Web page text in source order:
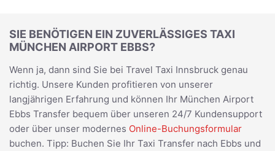
SIE BENÖTIGEN EIN ZUVERLÄSSIGES TAXI
MÜNCHEN AIRPORT EBBS?
Wenn ja, dann sind Sie bei Travel Taxi Innsbruck genau
richtig. Unsere Kunden profitieren von unserer
langjährigen Erfahrung und können Ihr München Airport
Ebbs Transfer bequem über unseren 24/7 Kundensupport
oder über unser modernes Online-Buchungsformular
buchen. Tipp: Buchen Sie Ihr Taxi Transfer nach Ebbs und